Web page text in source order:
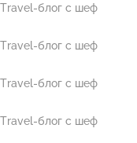
блог с шеф
блог с шеф
блог с шеф
блог с шеф